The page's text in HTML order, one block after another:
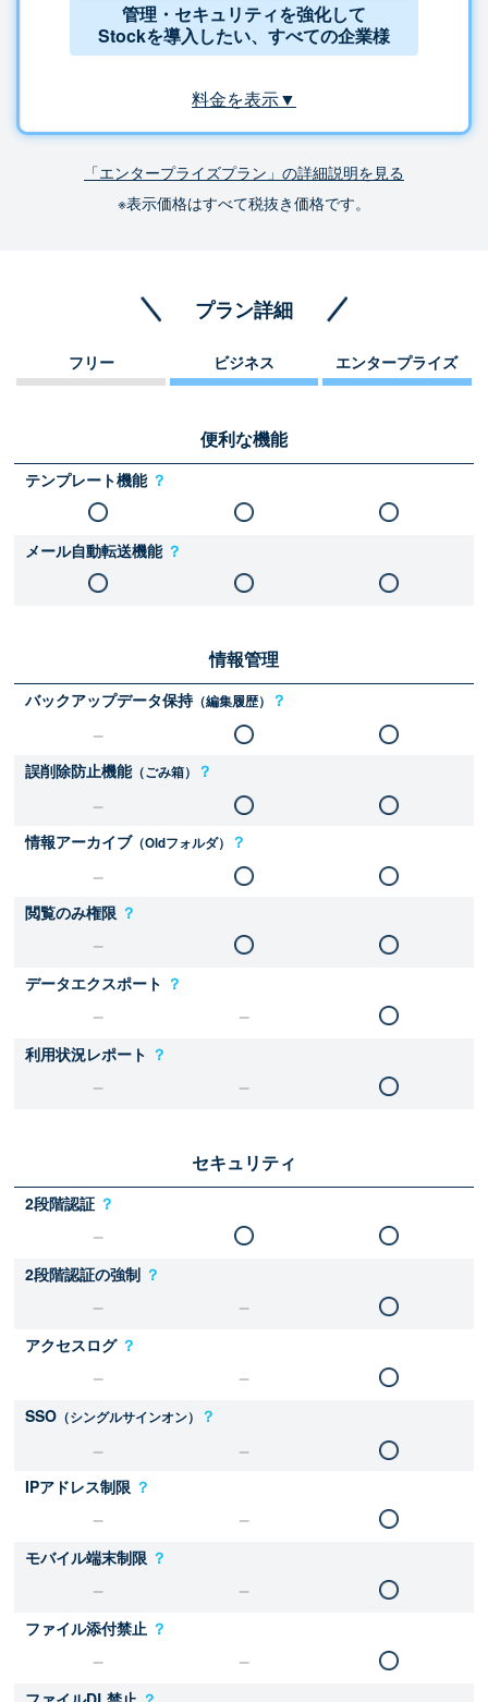
管理・セキュリティを強化して
Stockを導入したい、すべての企業様
料金を表示▼
「エンタープライズプラン」の詳細説明を見る
※表示価格はすべて税抜き価格です。
プラン詳細
フリー ビジネス エンタープライズ
便利な機能
テンプレート機能 ？
メール自動転送機能 ？
情報管理
バックアップデータ保持（編集履歴） ？
誤削除防止機能（ごみ箱） ？
情報アーカイブ（Oldフォルダ） ？
閲覧のみ権限 ？
データエクスポート ？
利用状況レポート ？
セキュリティ
2段階認証 ？
2段階認証の強制 ？
アクセスログ ？
SSO （シングルサインオン） ？
IPアドレス制限 ？
モバイル端末制限 ？
ファイル添付禁止 ？